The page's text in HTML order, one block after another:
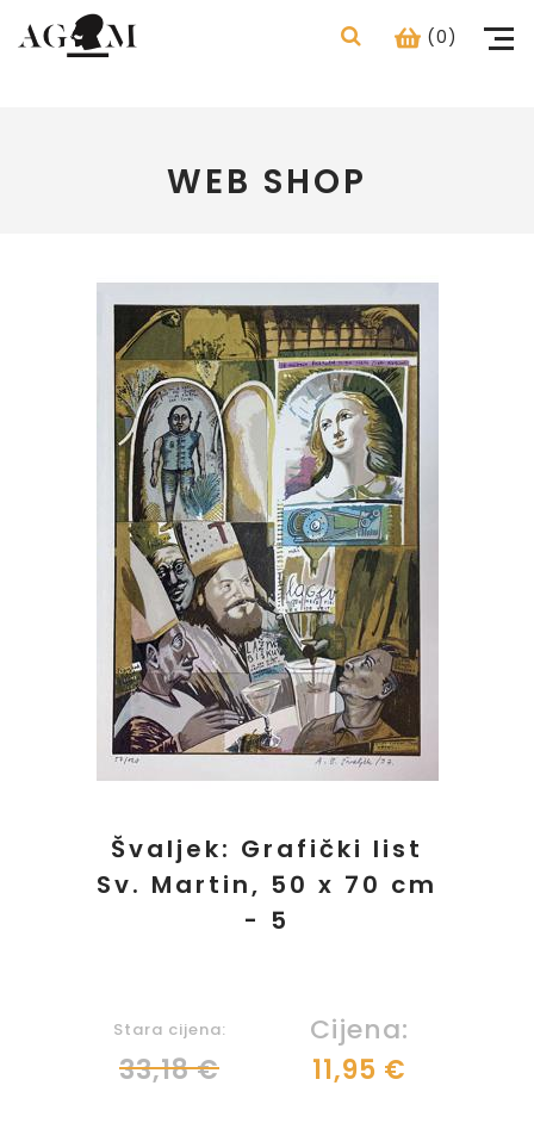
(0)
WEB SHOP
Švaljek: Grafički list
Sv. Martin, 50 x 70 cm
- 5
Stara cijena:
33,18 €
Cijena:
11,95 €